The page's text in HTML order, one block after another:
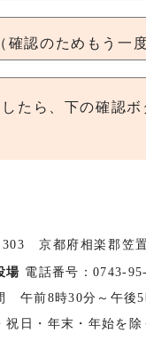
確認のためもう一
たら、下の確認ボ
京都府相楽郡笠
場 電話番号：0743-
午前8時30分～午後5
祝日・年末・年始を除